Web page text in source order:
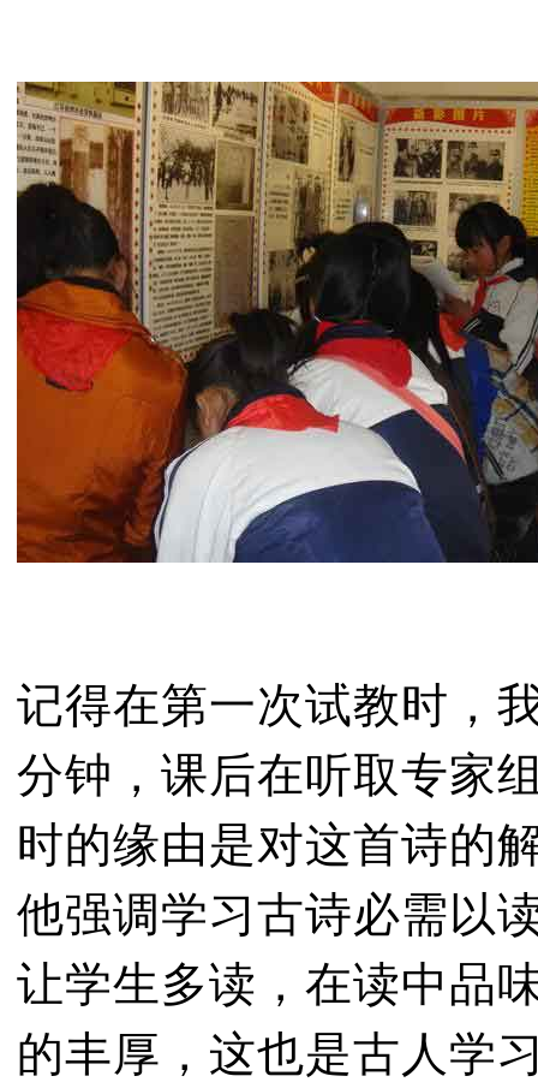
记得在第一次试教时，
分钟，课后在听取专家
时的缘由是对这首诗的
他强调学习古诗必需以
让学生多读，在读中品
的丰厚，这也是古人学